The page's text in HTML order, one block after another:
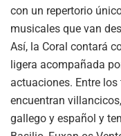
con un repertorio
musicales que van
Así, la Coral contará
ligera acompañada
actuaciones. Entre
encuentran
gallego y español y